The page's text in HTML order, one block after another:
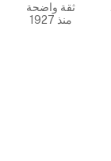
ثقة واضحة
منذ 1927